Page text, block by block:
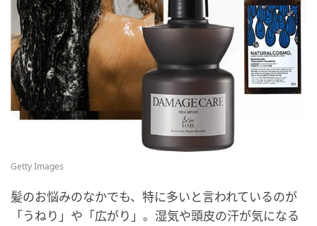
Getty Images
髪のお悩みのなかでも、特に多いと言われているのが
「うねり」や「広がり」。湿気や頭皮の汗が気になる